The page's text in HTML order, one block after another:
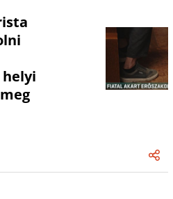
helyi